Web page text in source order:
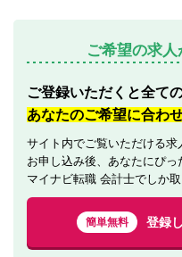
ご希望の求
ご登録いただくと全て
あなたのご希望に合わ
サイト内でご覧いただける求
お申し込み後、あなたにぴっ
マイナビ転職 会計士でしか
簡単無料 登録